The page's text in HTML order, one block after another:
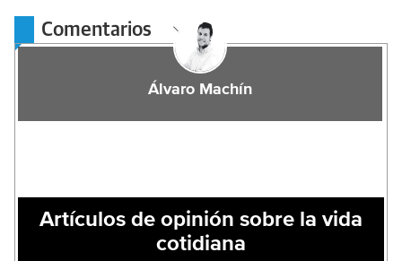
Comentarios
Álvaro Machín
Artículos de opinión sobre la vida
cotidiana